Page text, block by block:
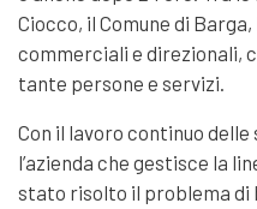
Ciocco, il Comune di
commerciali e direzionali,
tante persone e servizi.
Con il lavoro continuo delle
l’azienda che gestisce la
stato risolto il problema di